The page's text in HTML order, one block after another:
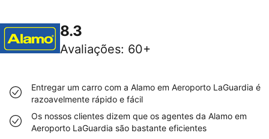
8.3
Avaliações: 60+
Entregar um carro com a Alamo em Aeroporto LaGuardia é
razoavelmente rápido e fácil
Os nossos clientes dizem que os agentes da Alamo em
Aeroporto LaGuardia são bastante eficientes